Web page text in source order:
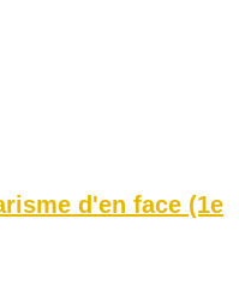
d'en face (1e